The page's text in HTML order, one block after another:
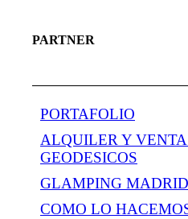
PARTNER
PORTAFOLIO
ALQUILER Y
GEODESICOS
GLAMPING MADRID
COMO LO